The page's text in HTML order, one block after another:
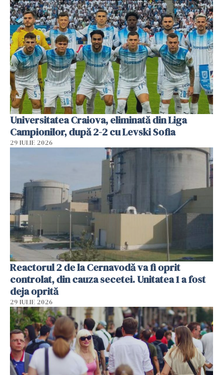
Universitatea Craiova, eliminată din Liga
Campionilor, după 2-2 cu Levski Sofia
29 IULIE 2026
Reactorul 2 de la Cernavodă va fi oprit
controlat, din cauza secetei. Unitatea 1 a fost
deja oprită
29 IULIE 2026